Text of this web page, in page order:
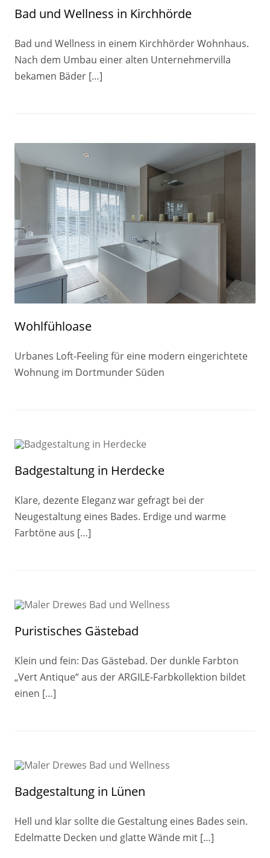
Bad und Wellness in Kirchhörde
Bad und Wellness in einem Kirchhörder Wohnhaus.
Nach dem Umbau einer alten Unternehmervilla
bekamen Bäder […]
Wohlfühloase
Urbanes Loft-Feeling für eine modern eingerichtete
Wohnung im Dortmunder Süden
Badgestaltung in Herdecke
Klare, dezente Eleganz war gefragt bei der
Neugestaltung eines Bades. Erdige und warme
Farbtöne aus […]
Puristisches Gästebad
Klein und fein: Das Gästebad. Der dunkle Farbton
„Vert Antique“ aus der ARGILE-Farbkollektion bildet
einen […]
Badgestaltung in Lünen
Hell und klar sollte die Gestaltung eines Bades sein.
Edelmatte Decken und glatte Wände mit […]